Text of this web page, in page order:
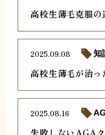
高校生薄毛克服の
高校生薄毛が治っ
2025.09.08 知
失敗しないAGA
2025.08.16